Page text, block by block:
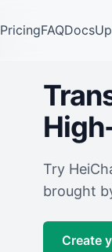
PricingFAQDocs
Try
brought
Create